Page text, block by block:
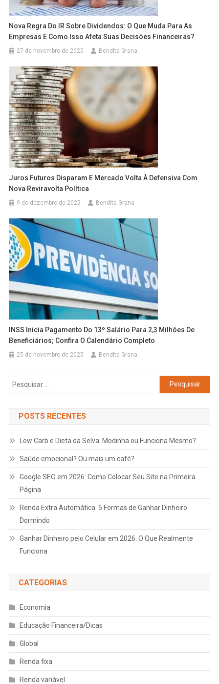
Nova Regra Do IR Sobre Dividendos: O Que Muda Para As
Empresas E Como Isso Afeta Suas Decisões Financeiras?
27 de novembro de 2025 Bendita Grana
Juros Futuros Disparam E Mercado Volta À Defensiva Com
Nova Reviravolta Política
9 de dezembro de 2025 Bendita Grana
INSS Inicia Pagamento Do 13º Salário Para 2,3 Milhões De
Beneficiários; Confira O Calendário Completo
25 de novembro de 2025 Bendita Grana
Pesquisar
por:
POSTS RECENTES
Low Carb e Dieta da Selva: Modinha ou Funciona Mesmo?
Saúde emocional? Ou mais um café?
Google SEO em 2026: Como Colocar Seu Site na Primeira
Página
Renda Extra Automática: 5 Formas de Ganhar Dinheiro
Dormindo
Ganhar Dinheiro pelo Celular em 2026: O Que Realmente
Funciona
CATEGORIAS
Economia
Educação Financeira/Dicas
Global
Renda fixa
Renda variável